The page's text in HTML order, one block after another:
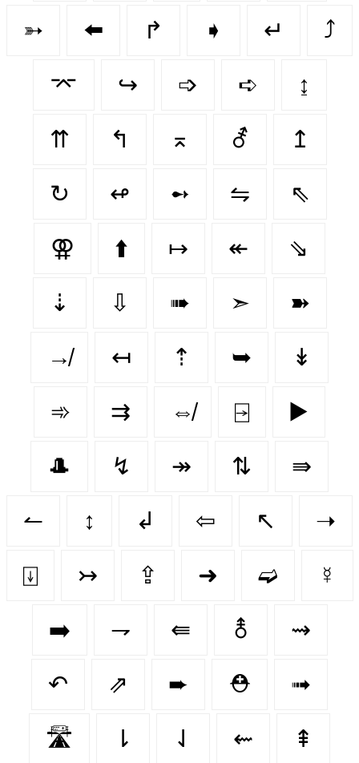
➳ ⬅️ ↱ ➧ ↵ ⤴
⌤ ↪️ ➩ ➪ ↨
⇈ ↰ ⌅ ⚦ ↥
↻ ↫ ➻ ⇋ ⇖
⚢ ⬆️ ↦ ↞ ⇘
⇣ ⇩ ➠ ➣ ➽
↛ ↤ ⇡ ➥ ↡
➾ ⇉ ⇎ ⍈ ▶️
🎩 ↯ ↠ ⇅ ⇛
↼ ↕️ ↲ ⇦ ↖ ➝
⍗ ↣ ⇪ ➜ ➫ ☿
➡️ ⇁ ⇚ ⚨ ⇝
↶ ⇗ ➨ ⛑ ➟
🛣 ⇂ ⇃ ⇜ ⇞